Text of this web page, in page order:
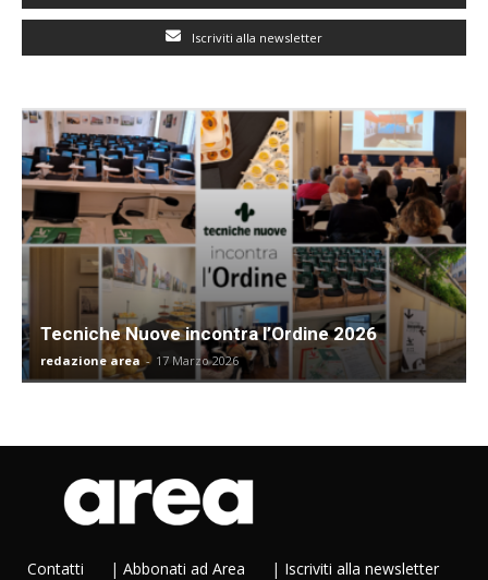
Iscriviti alla newsletter
Tecniche Nuove incontra l’Ordine 2026
redazione area - 17 Marzo 2026
Contatti | Abbonati ad Area | Iscriviti alla newsletter